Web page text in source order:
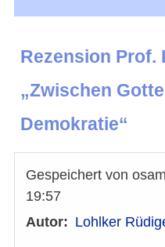
Rezension Prof.
„Zwischen
Demokratie“
Gespeichert von
19:57
Autor
Lohlker